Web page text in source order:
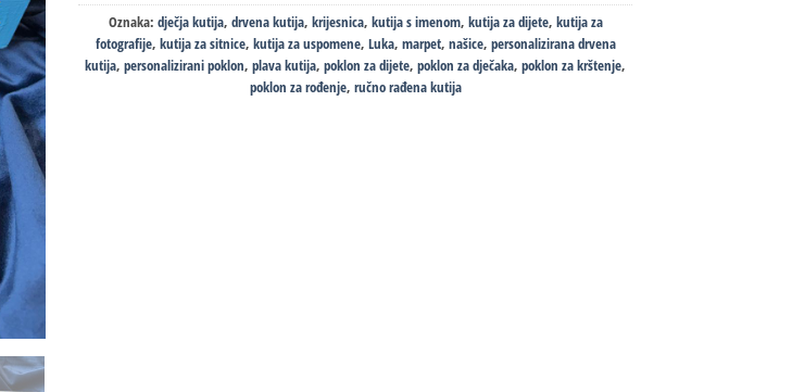
Oznaka: dječja kutija, drvena kutija, krijesnica, kutija s imenom, kutija za dijete, kutija za
fotografije, kutija za sitnice, kutija za uspomene, Luka, marpet, našice, personalizirana drvena
kutija, personalizirani poklon, plava kutija, poklon za dijete, poklon za dječaka, poklon za krštenje,
poklon za rođenje, ručno rađena kutija